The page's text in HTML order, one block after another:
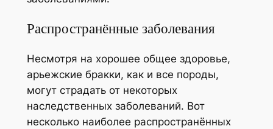
Распространённые заболевания
Несмотря на хорошее общее здоровье,
арьежские бракки, как и все породы,
могут страдать от некоторых
наследственных заболеваний. Вот
несколько наиболее распространённых